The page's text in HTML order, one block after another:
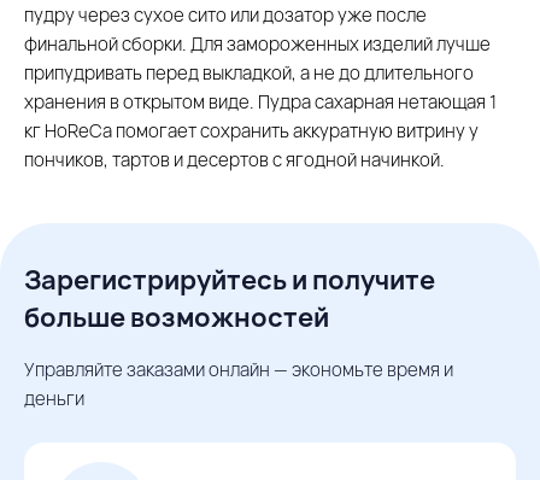
пудру через сухое сито или дозатор уже после
финальной сборки. Для замороженных изделий лучше
припудривать перед выкладкой, а не до длительного
хранения в открытом виде. Пудра сахарная нетающая 1
кг HoReCa помогает сохранить аккуратную витрину у
пончиков, тартов и десертов с ягодной начинкой.
Зарегистрируйтесь и получите
больше возможностей
Управляйте заказами онлайн — экономьте время и
деньги